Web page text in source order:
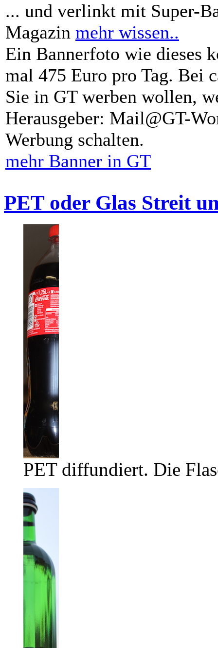
... und verlinkt mit Super-
Magazin mehr wissen..
Ein Bannerfoto wie dieses
mal 475 Euro pro Tag. Bei
Sie in GT werben wollen,
Herausgeber: Mail@GT-
Werbung schalten.
mehr Banner in GT
PET oder Glas Streit
PET diffundiert. Die